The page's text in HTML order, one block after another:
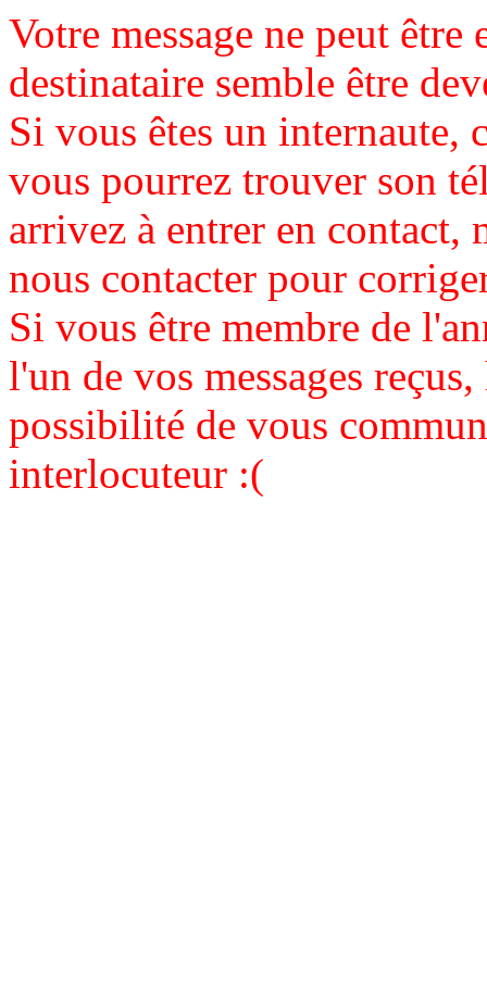
Votre message ne peut
destinataire semble être
Si vous êtes un internaute,
vous pourrez trouver son
arrivez à entrer en contact,
nous contacter pour
Si vous être membre de
l'un de vos messages
possibilité de vous
interlocuteur :(